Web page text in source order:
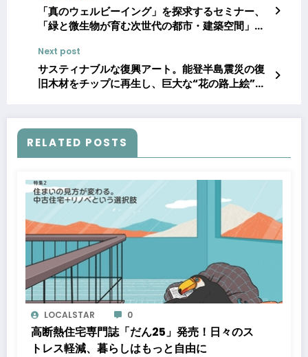
「真のウェルビーイング」を探求するセミナー、
「緑と微生物が育む次世代の都市・建築空間」を
Next post
サスティナブルな復興アート。能登半島震災の復
旧木材をチップに再生し、巨大な“花の路上絵”が
RELATED POSTS
LOCALSTAR 0
高断熱住宅専門誌「だん25」発売！日々のス
トレス軽減、暮らしはもっと自由に